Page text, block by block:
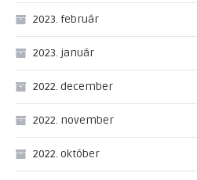
2023. február
2023. január
2022. december
2022. november
2022. október